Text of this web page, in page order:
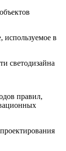
используемое в
светодизайна
правил,